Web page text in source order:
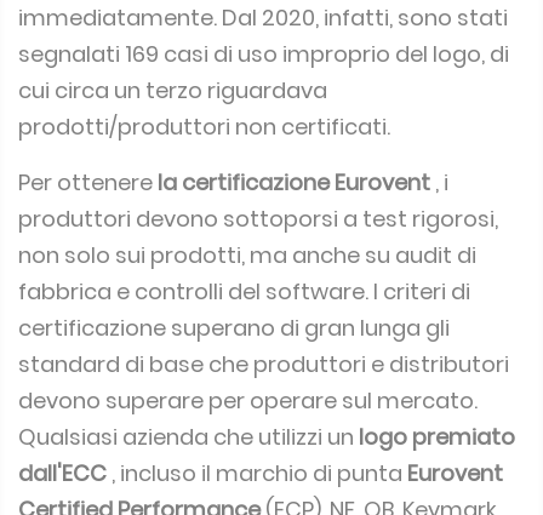
immediatamente. Dal 2020, infatti, sono stati
segnalati 169 casi di uso improprio del logo, di
cui circa un terzo riguardava
prodotti/produttori non certificati.
Per ottenere la certificazione Eurovent , i
produttori devono sottoporsi a test rigorosi,
non solo sui prodotti, ma anche su audit di
fabbrica e controlli del software. I criteri di
certificazione superano di gran lunga gli
standard di base che produttori e distributori
devono superare per operare sul mercato.
Qualsiasi azienda che utilizzi un logo premiato
dall'ECC , incluso il marchio di punta Eurovent